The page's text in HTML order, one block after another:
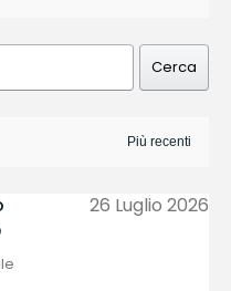
Cerca
26 Luglio 2026